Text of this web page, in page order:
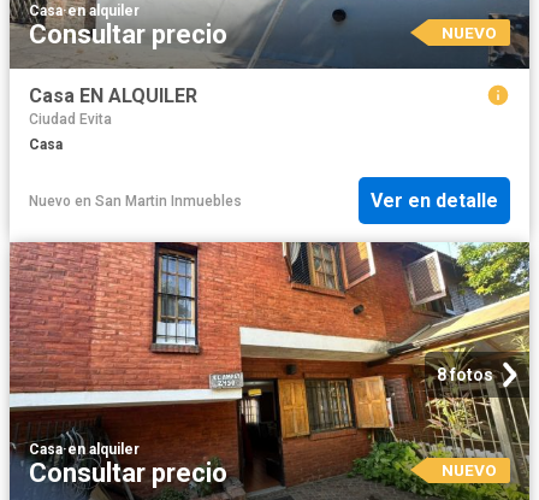
Casa·en alquiler
Consultar precio NUEVO
Casa EN ALQUILER
Ciudad Evita
Casa
Nuevo en San Martin Inmuebles Ver en detalle
8 fotos
Casa·en alquiler
Consultar precio NUEVO